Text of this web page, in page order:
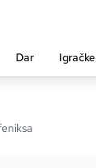
Dar Igračke